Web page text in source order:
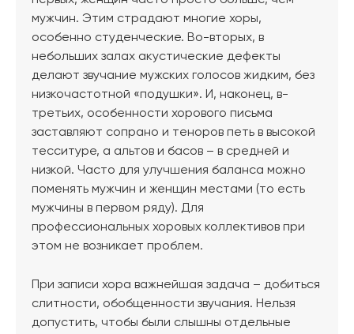
мужчин. Этим страдают многие хоры,
особенно студенческие. Во-вторых, в
небольших залах акустические дефекты
делают звучание мужских голосов жидким, без
низкочастотной «подушки». И, наконец, в-
третьих, особенности хорового письма
заставляют сопрано и теноров петь в высокой
тесситуре, а альтов и басов – в средней и
низкой. Часто для улучшения баланса можно
поменять мужчин и женщин местами (то есть
мужчины в первом ряду). Для
профессиональных хоровых коллективов при
этом не возникает проблем.
При записи хора важнейшая задача – добиться
слитности, обобщенности звучания. Нельзя
допустить, чтобы были слышны отдельные